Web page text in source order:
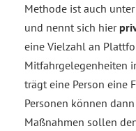
Methode ist auch
und nennt sich hier
eine Vielzahl an
Mitfahrgelegenheiten
trägt eine Person eine
Personen können
Maßnahmen sollen